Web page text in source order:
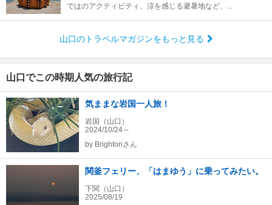
ではのアクティビティ、涼を感じる避暑地など、...
山口のトラベルマガジンをもっと見る
山口でこの時期人気の旅行記
気ままな岩国一人旅！
岩国（山口）
2024/10/24～
by Brightonさん
関釜フェリー、「はまゆう」に乗ってみたい。
下関（山口）
2025/08/19